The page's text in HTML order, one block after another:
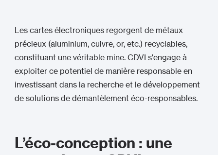
Les cartes électroniques regorgent de métaux
précieux (aluminium, cuivre, or, etc.) recyclables,
constituant une véritable mine. CDVI s'engage à
exploiter ce potentiel de manière responsable en
investissant dans la recherche et le développement
de solutions de démantèlement éco-responsables.
L’éco-conception : une